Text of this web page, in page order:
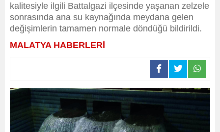
kalitesiyle ilgili Battalgazi ilçesinde yaşanan zelzele
sonrasında ana su kaynağında meydana gelen
değişimlerin tamamen normale döndüğü bildirildi.
MALATYA HABERLERİ